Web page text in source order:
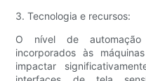
3. Tecnologia e recursos:
O nível de
incorporados às
impactar